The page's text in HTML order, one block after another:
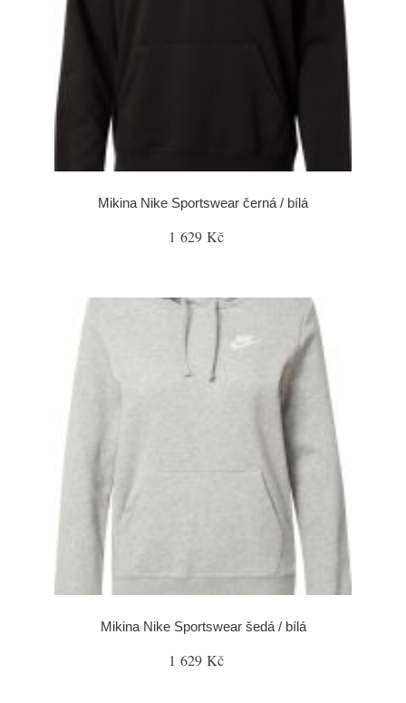
Mikina Nike Sportswear černá / bílá
1 629 Kč
Mikina Nike Sportswear šedá / bílá
1 629 Kč